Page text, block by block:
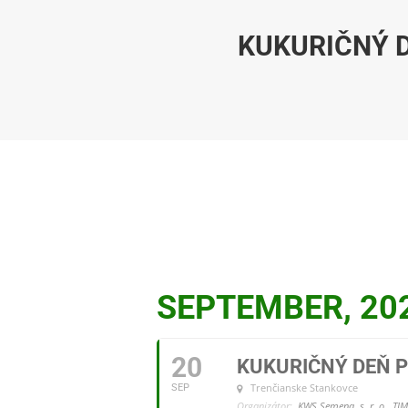
KUKURIČNÝ
SEPTEMBER,
20
SEP
KUKURIČNÝ DEŇ
Trenčianske Stankovce